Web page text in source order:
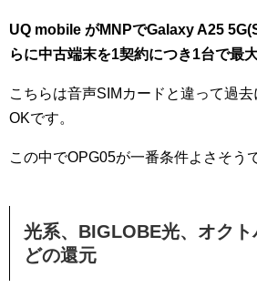
UQ mobile がMNPでGalaxy A25
らに中古端末を1契約につき1台で最
こちらは音声SIMカードと違って過
OKです。
この中でOPG05が一番条件よさそう
光系、BIGLOBE光、オク
どの還元